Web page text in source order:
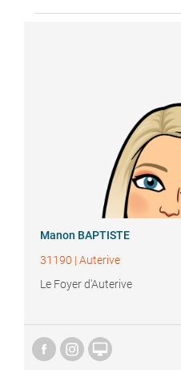
Manon BAPTISTE
31190 | Auterive
Le Foyer d'Auterive
